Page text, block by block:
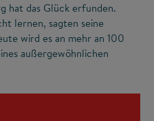
hat das Glück erfunden.
lernen, sagten seine
wird es an mehr an 100
außergewöhnlichen